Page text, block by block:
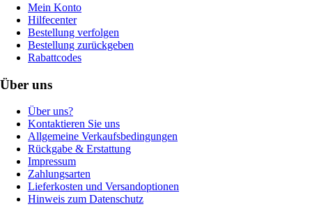
Mein Konto
Hilfecenter
Bestellung verfolgen
Bestellung zurückgeben
Rabattcodes
Über uns
Über uns?
Kontaktieren Sie uns
Allgemeine Verkaufsbedingungen
Rückgabe & Erstattung
Impressum
Zahlungsarten
Lieferkosten und Versandoptionen
Hinweis zum Datenschutz